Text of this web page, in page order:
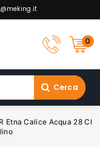
0
Cerca
Etna Calice Acqua 28 Cl